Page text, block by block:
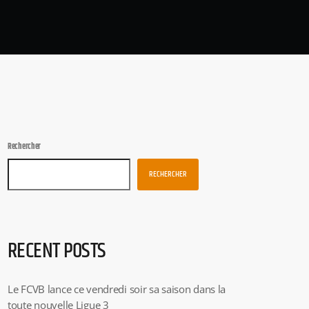
Rechercher
RECHERCHER
RECENT POSTS
Le FCVB lance ce vendredi soir sa saison dans la
toute nouvelle Ligue 3